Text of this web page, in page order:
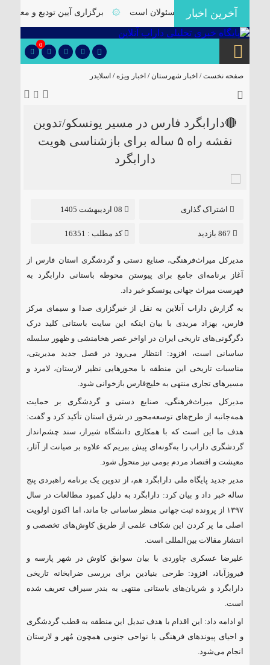
آخرین اخبار
نیازمند توجه ویژه مسئولان است ۞ برگزاری آیین تودیع و معارفه
0
صفحه نخست / اخبار شهرستان/ اخبار ویژه/ اسلایدر
🔴دارابگرد فارس در مسیر یونسکو/تدوین
نقشه راه ۵ ساله برای بازشناسی هویت
دارابگرد
اشتراک گذاری
کد مطلب : 16351
مدیرکل میراث‌فرهنگی، صنایع دستی و گردشگری استان فارس از
آغاز برنامه‌ای جامع برای پیوستن محوطه باستانی دارابگرد به
فهرست میراث جهانی یونسکو خبر داد.
به گزارش داراب آنلاین به نقل از خبرگزاری صدا و سیمای مرکز
فارس، بهزاد مریدی با بیان اینکه این سایت باستانی کلید درک
دگرگونی‌های تاریخی ایران در اواخر عصر هخامنشی و ظهور سلسله
ساسانی است، افزود: انتظار می‌رود در فصل جدید مدیریتی،
مناسبات تاریخی این منطقه با محور‌هایی نظیر لارستان، لامرد و
مسیر‌های تجاری منتهی به خلیج‌فارس بازخوانی شود.
مدیرکل میراث‌فرهنگی، صنایع دستی و گردشگری بر حمایت
همه‌جانبه از طرح‌های توسعه‌محور در شرق استان تأکید کرد و گفت:
هدف ما این است که با همکاری دانشگاه شیراز، سند چشم‌انداز
گردشگری داراب را به‌گونه‌ای پیش ببریم که علاوه بر صیانت از آثار،
معیشت و اقتصاد مردم بومی نیز متحول شود.
مدیر جدید پایگاه ملی دارابگرد هم، از تدوین یک برنامه راهبردی پنج
ساله خبر داد و بیان کرد: دارابگرد به دلیل کمبود مطالعات در سال
۱۳۹۷ از پرونده ثبت جهانی منظر ساسانی جا ماند، اما اکنون اولویت
اصلی ما پر کردن این شکاف علمی از طریق کاوش‌های تخصصی و
انتشار مقالات بین‌المللی است.
علیرضا عسکری چاوردی با بیان سوابق کاوش در شهر پارسه و
فیروزآباد، افزود: طرحی بنیادین برای بررسی ضرابخانه تاریخی
دارابگرد و شریان‌های باستانی منتهی به بندر سیراف تعریف شده
است.
او ادامه داد: این اقدام با هدف تبدیل این منطقه به قطب گردشگری
و احیای پیوند‌های فرهنگی با نواحی جنوبی همچون مُهر و لارستان
انجام می‌شود.